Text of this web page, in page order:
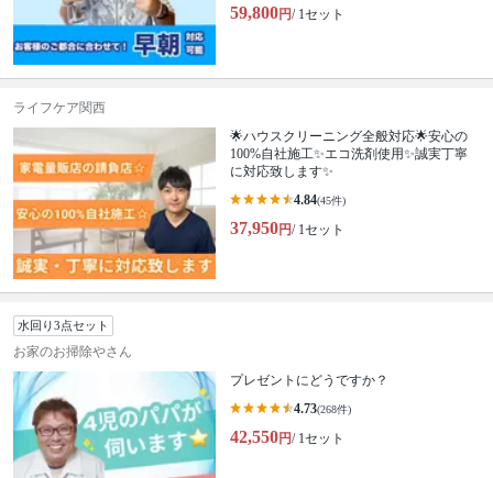
59,800円/ 1セット
ライフケア関西
🌟ハウスクリーニング全般対応🌟安心の
100%自社施工✨エコ洗剤使用✨誠実丁寧
に対応致します✨
4.84(45件)
37,950円/ 1セット
水回り3点セット
お家のお掃除やさん
プレゼントにどうですか？
4.73(268件)
42,550円/ 1セット